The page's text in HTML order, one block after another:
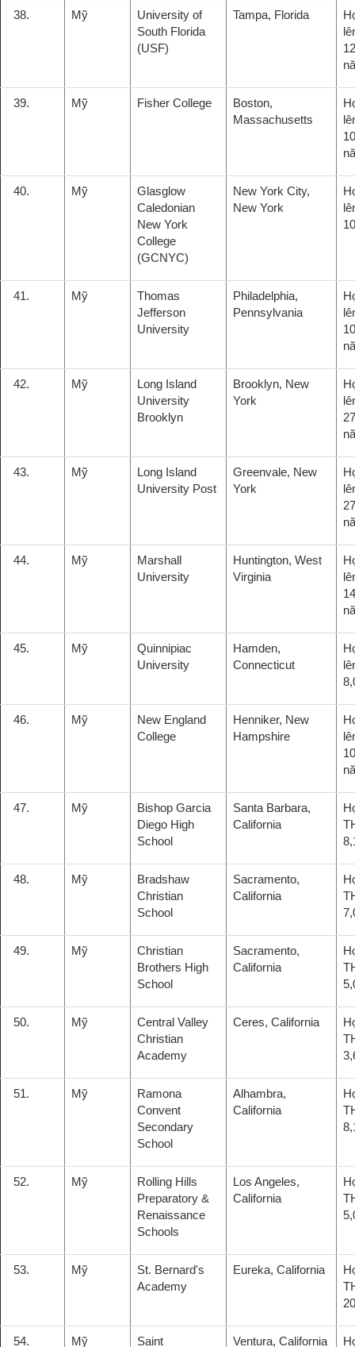
38. Mỹ
University of
South Florida
(USF)
Tampa, Florida
39. Mỹ Fisher College
Boston,
Massachusetts
40. Mỹ
Glasglow
Caledonian
New York
College
(GCNYC)
New York City,
New York
41. Mỹ
Thomas
Jefferson
University
Philadelphia,
Pennsylvania
42. Mỹ
Long Island
University
Brooklyn
Brooklyn, New
York
43. Mỹ
Long Island
University Post
Greenvale, New
York
44. Mỹ
Marshall
University
Huntington, West
Virginia
45. Mỹ
Quinnipiac
University
Hamden,
Connecticut
46. Mỹ
New England
College
Henniker, New
Hampshire
47. Mỹ
Bishop Garcia
Diego High
School
Santa Barbara,
California
48. Mỹ
Bradshaw
Christian
School
Sacramento,
California
49. Mỹ
Christian
Brothers High
School
Sacramento,
California
50. Mỹ
Central Valley
Christian
Academy
Ceres, California
51. Mỹ
Ramona
Convent
Secondary
School
Alhambra,
California
52. Mỹ
Rolling Hills
Preparatory &
Renaissance
Schools
Los Angeles,
California
53. Mỹ
St. Bernard's
Academy
Eureka, California
54. Mỹ Saint Ventura, California